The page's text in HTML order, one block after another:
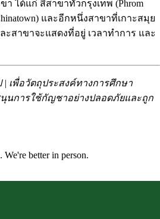
า ได้แก่ สี่สาขาทั่วกรุงเทพ (Phrom
) และอีกหนึ่งสาขาที่เกาะสมุย
ะสาขาจะแสดงที่อยู่ เวลาทำการ และ
เพื่อวัตถุประสงค์ทางการศึกษา
นุนการใช้กัญชาอย่างปลอดภัยและถูก
We're better in person.